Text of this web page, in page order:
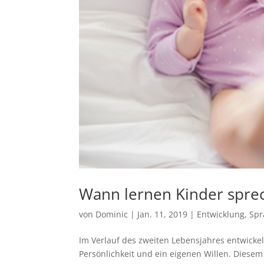
Wann lernen Kinder
von Dominic | Jan. 11, 2019 | Entwicklung,
Im Verlauf des zweiten Lebensjahres
Persönlichkeit und ein eigenen Willen.